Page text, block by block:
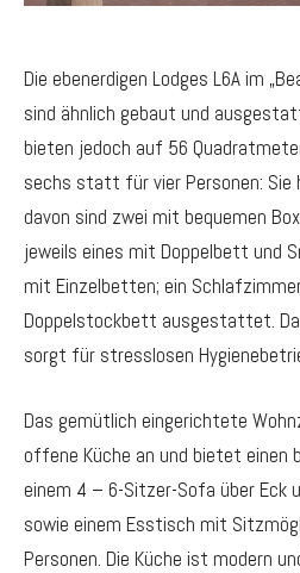
Die ebenerdigen Lodges L6A im
sind ähnlich gebaut und
bieten jedoch auf 56
sechs statt für vier Personen: Sie
davon sind zwei mit bequemen
jeweils eines mit Doppelbett und
mit Einzelbetten; ein
Doppelstockbett ausgestattet.
sorgt für stresslosen
Das gemütlich eingerichtete
offene Küche an und bietet einen
einem 4 – 6-Sitzer-Sofa über Eck
sowie einem Esstisch mit
Personen. Die Küche ist modern